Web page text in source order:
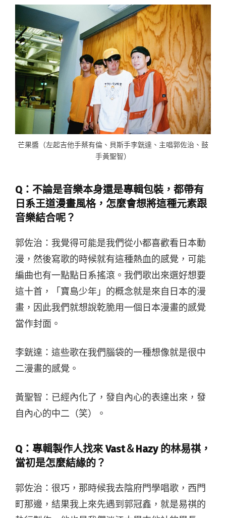
芒果醬（左起吉他手蔡有倫、貝斯手李皝達、主唱郭佐治、鼓
手黃聖智）
Q：不論是音樂本身還是專輯包裝，都帶有
日系王道漫畫風格，怎麼會想將這種元素跟
音樂結合呢？
郭佐治：我覺得可能是我們從小都喜歡看日本動
漫，然後寫歌的時候就有這種熱血的感覺，可能
編曲也有一點點日系搖滾。我們歌出來選好想要
這十首，「寶島少年」的概念就是來自日本的漫
畫，因此我們就想說乾脆用一個日本漫畫的感覺
當作封面。
李皝達：這些歌在我們腦袋的一種想像就是很中
二漫畫的感覺。
黃聖智：已經內化了，發自內心的表達出來，發
自內心的中二（笑）。
Q：專輯製作人找來 Vast＆Hazy 的林易祺，
當初是怎麼結緣的？
郭佐治：很巧，那時候我去陰府門學唱歌，西門
町那邊，結果我上來先遇到郭冠鑫，就是易祺的